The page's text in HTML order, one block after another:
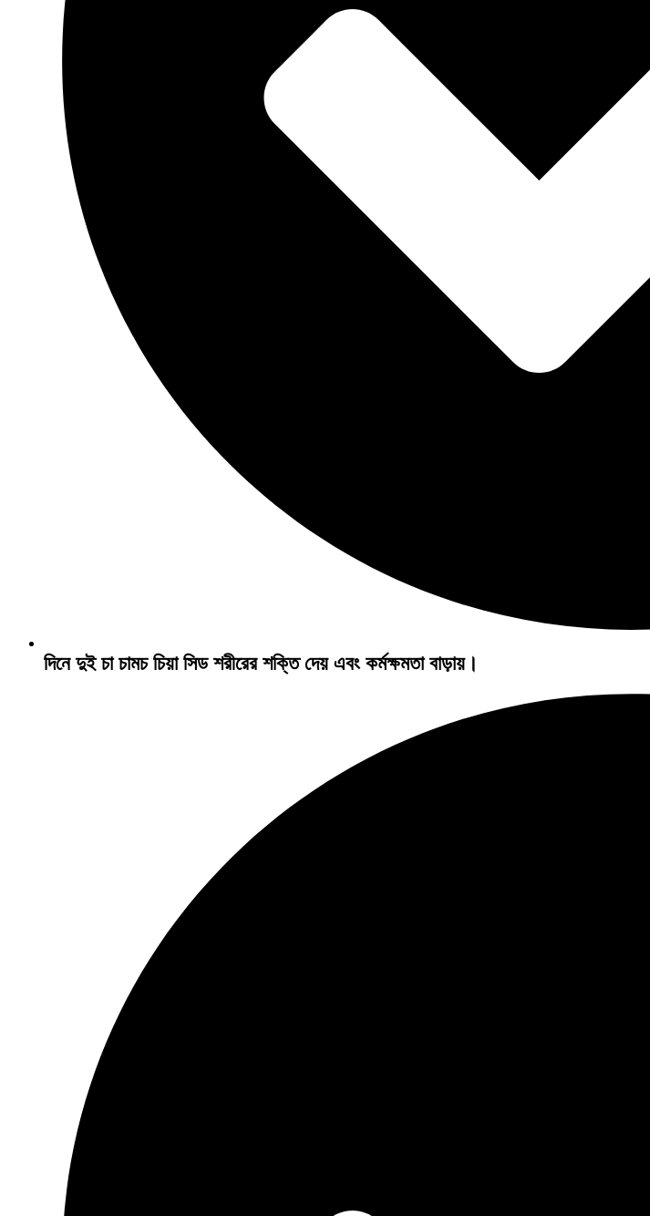
দিনে দুই চা চামচ চিয়া সিড শরীরের শক্তি দেয় এবং কর্মক্ষমতা বাড়ায়।